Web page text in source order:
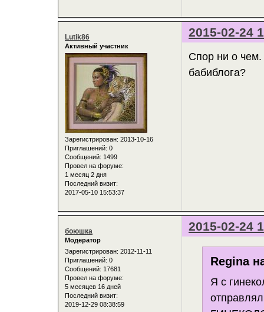
2015-02-24
Lutik86
Активный участник
Зарегистрирован: 2013-10-16
Приглашений: 0
Сообщений: 1499
Провел на форуме:
1 месяц 2 дня
Последний визит:
2017-05-10 15:53:37
Спор ни о чем.
бабиблога?
2015-02-24
боюшка
Модератор
Зарегистрирован: 2012-11-11
Приглашений: 0
Сообщений: 17681
Провел на форуме:
5 месяцев 16 дней
Последний визит:
2019-12-29 08:38:59
Regina
Я с